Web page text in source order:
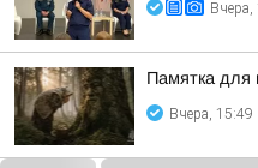
Памятка для
Вчера, 15:49